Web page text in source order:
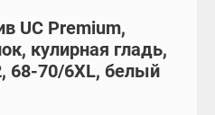
UC Premium,
кулирная гладь,
68-70/6XL, белый